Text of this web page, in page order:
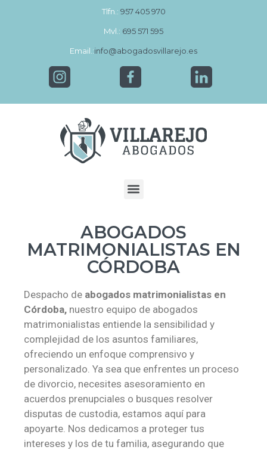
Tlfn.: 957 405 970
Mvl.: 695 571 595
Email.:info@abogadosvillarejo.es
ABOGADOS
MATRIMONIALISTAS EN
CÓRDOBA
Despacho de abogados matrimonialistas en
Córdoba, nuestro equipo de abogados
matrimonialistas entiende la sensibilidad y
complejidad de los asuntos familiares,
ofreciendo un enfoque comprensivo y
personalizado. Ya sea que enfrentes un proceso
de divorcio, necesites asesoramiento en
acuerdos prenupciales o busques resolver
disputas de custodia, estamos aquí para
apoyarte. Nos dedicamos a proteger tus
intereses y los de tu familia, asegurando que